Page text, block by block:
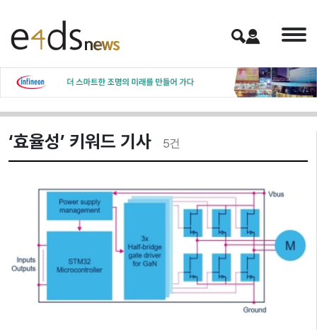
‘효율성’ 키워드 기사 5건